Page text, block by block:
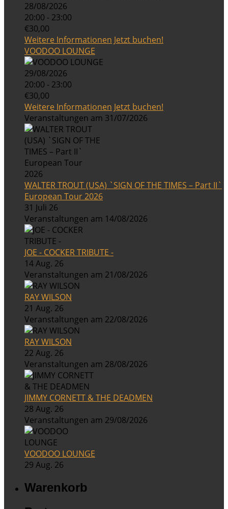
28/08/2026
20:00 - 23:00
€30,00
Weitere Informationen Jetzt buchen!
VOODOO LOUNGE
29/08/2026
20:00 - 23:00
€30,00
Weitere Informationen Jetzt buchen!
Veranstaltungen am 31/07/2026
WALTER TROUT (USA) `SIGN OF THE TIMES – Part II`
European Tour 2026
31 Juli 26
Veranstaltungen am 14/08/2026
JOE - COCKER TRIBUTE -
14 Aug. 26
Veranstaltungen am 21/08/2026
RAY WILSON
21 Aug. 26
Veranstaltungen am 22/08/2026
RAY WILSON
22 Aug. 26
Veranstaltungen am 28/08/2026
JIMMY CORNETT & THE DEADMEN
28 Aug. 26
Veranstaltungen am 29/08/2026
VOODOO LOUNGE
29 Aug. 26
Warenkorb